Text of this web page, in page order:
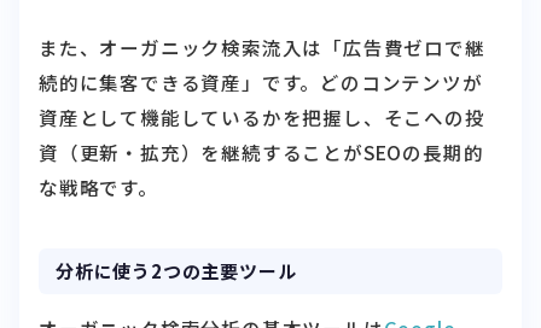
また、オーガニック検索流入は「広告費ゼロで継
続的に集客できる資産」です。どのコンテンツが
資産として機能しているかを把握し、そこへの投
資（更新・拡充）を継続することがSEOの長期的
な戦略です。
分析に使う2つの主要ツール